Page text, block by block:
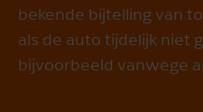
bekende bijtelling van
als de auto tijdelijk niet
bijvoorbeeld vanwege